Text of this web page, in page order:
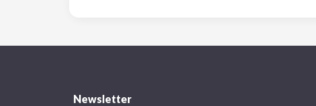
Newsletter